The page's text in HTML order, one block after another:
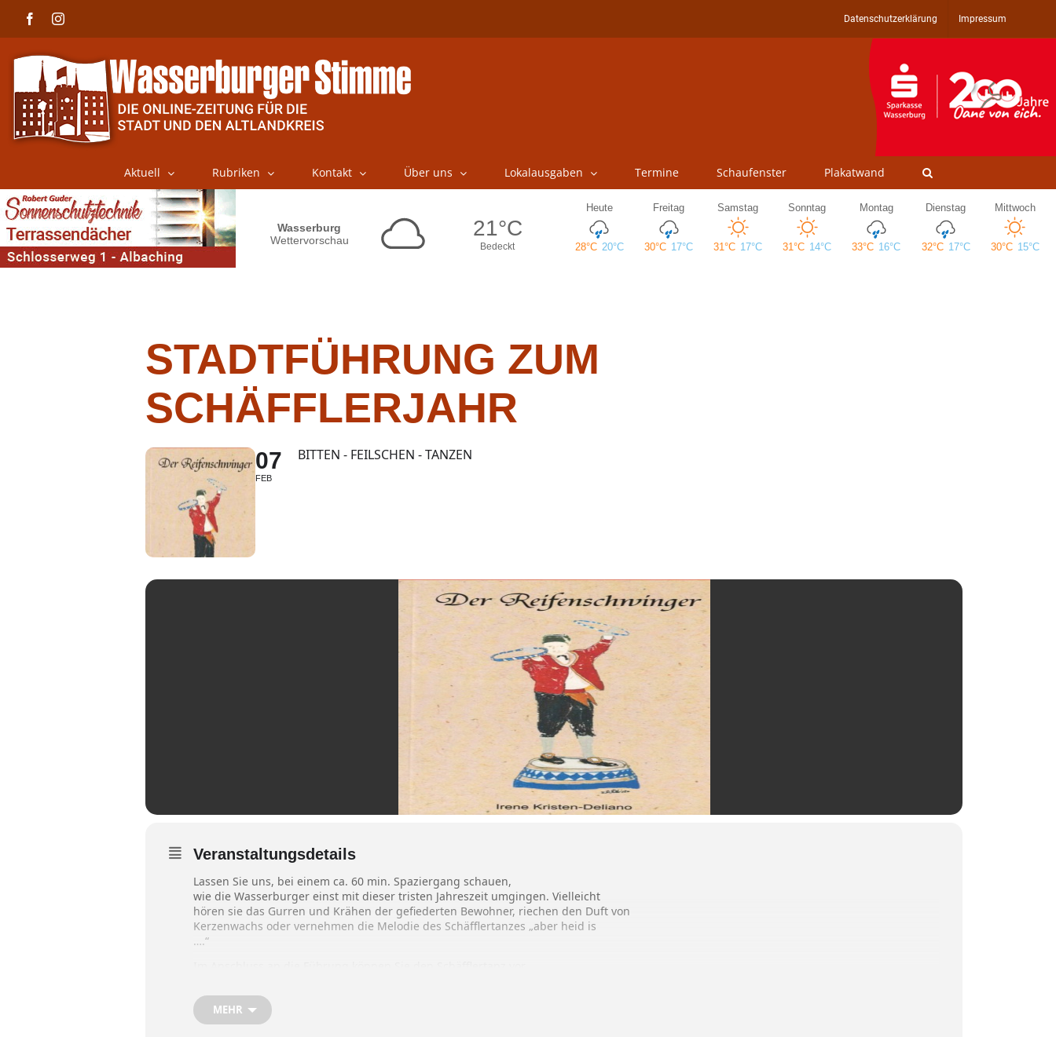
FacebookInstagram Datenschutzerklärung Impressum
Aktuell Rubriken Kontakt Über uns Lokalausgaben Termine Schaufenster Plakatwand
STADTFÜHRUNG ZUM
SCHÄFFLERJAHR
07
FEB
BITTEN - FEILSCHEN - TANZEN
Veranstaltungsdetails
Lassen Sie uns, bei einem ca. 60 min. Spaziergang schauen,
wie die Wasserburger einst mit dieser tristen Jahreszeit umgingen. Vielleicht
hören sie das Gurren und Krähen der gefiederten Bewohner, riechen den Duft von
Kerzenwachs oder vernehmen die Melodie des Schäfflertanzes „aber heid is
….“
Treffpunkt: Marienplatz vor dem Rathaus
MEHR